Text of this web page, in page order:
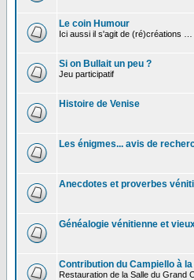
Le coin Humour
Ici aussi il s'agit de (ré)créations
Si on Bullait un peu ?
Jeu participatif
Histoire de Venise
Les énigmes... avis de
Anecdotes et proverbes
Généalogie vénitienne et
Contribution du Campiello à
Restauration de la Salle du Grand